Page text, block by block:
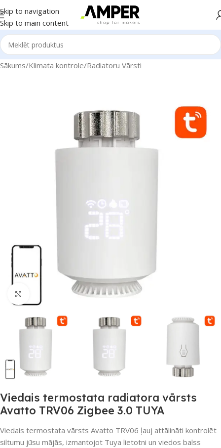
Skip to navigation
Skip to main content
Sākums/Klimata kontrole/Radiatoru Vārsti
Noklikšķiniet, lai palielinātu
Viedais termostata radiatora vārsts
Avatto TRV06 Zigbee 3.0 TUYA
Viedais termostata vārsts Avatto TRV06 ļauj attālināti kontrolēt
siltumu jūsu mājās, izmantojot Tuya lietotni un viedos balss